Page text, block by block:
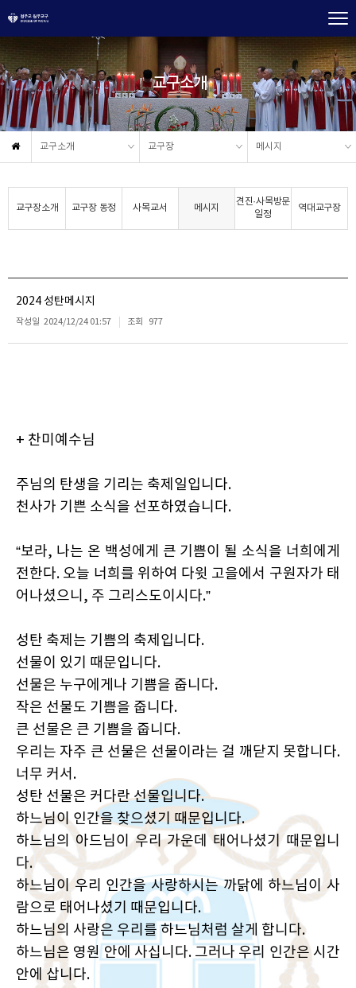
교구소개
교구소개 교구장 메시지
교구장소개 교구장 동정 사목교서 메시지
견진·사목방문
일정
역대교구장
2024 성탄메시지
작성일 2024/12/24 01:57 조회 977
+ 찬미예수님
주님의 탄생을 기리는 축제일입니다.
천사가 기쁜 소식을 선포하였습니다.
“보라, 나는 온 백성에게 큰 기쁨이 될 소식을 너희에게
전한다. 오늘 너희를 위하여 다윗 고을에서 구원자가 태
어나셨으니, 주 그리스도이시다.”
성탄 축제는 기쁨의 축제입니다.
선물이 있기 때문입니다.
선물은 누구에게나 기쁨을 줍니다.
작은 선물도 기쁨을 줍니다.
큰 선물은 큰 기쁨을 줍니다.
우리는 자주 큰 선물은 선물이라는 걸 깨닫지 못합니다.
너무 커서.
성탄 선물은 커다란 선물입니다.
하느님이 인간을 찾으셨기 때문입니다.
하느님의 아드님이 우리 가운데 태어나셨기 때문입니
다.
하느님이 우리 인간을 사랑하시는 까닭에 하느님이 사
람으로 태어나셨기 때문입니다.
하느님의 사랑은 우리를 하느님처럼 살게 합니다.
하느님은 영원 안에 사십니다. 그러나 우리 인간은 시간
안에 삽니다.